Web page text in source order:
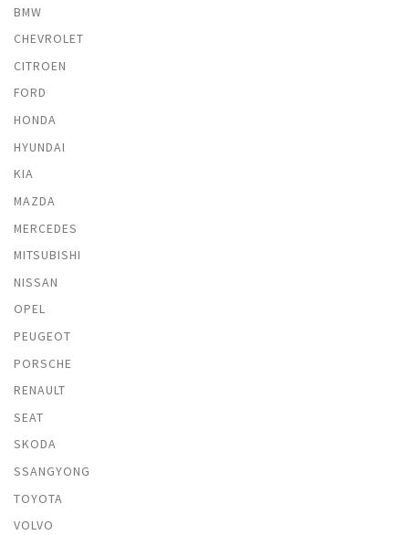
BMW
CHEVROLET
CITROEN
FORD
HONDA
HYUNDAI
KIA
MAZDA
MERCEDES
MITSUBISHI
NISSAN
OPEL
PEUGEOT
PORSCHE
RENAULT
SEAT
SKODA
SSANGYONG
TOYOTA
VOLVO